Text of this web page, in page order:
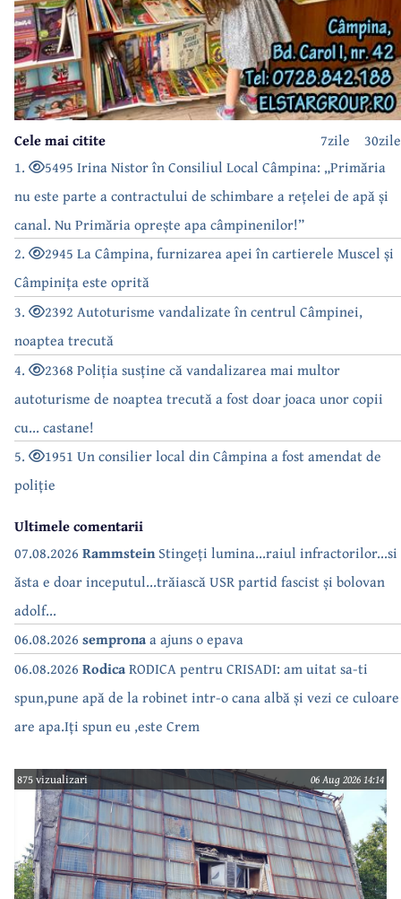
30zile
7zile
Cele mai citite
1.
5495 Irina Nistor în Consiliul Local Câmpina: „Primăria
nu este parte a contractului de schimbare a rețelei de apă și
canal. Nu Primăria oprește apa câmpinenilor!”
2.
2945 La Câmpina, furnizarea apei în cartierele Muscel și
Câmpinița este oprită
3.
2392 Autoturisme vandalizate în centrul Câmpinei,
noaptea trecută
4.
2368 Poliția susține că vandalizarea mai multor
autoturisme de noaptea trecută a fost doar joaca unor copii
cu... castane!
5.
1951 Un consilier local din Câmpina a fost amendat de
poliție
Ultimele comentarii
07.08.2026 RammsteinStingeți lumina...raiul infractorilor...si
ăsta e doar inceputul...trăiască USR partid fascist și bolovan
adolf...
06.08.2026 sempronaa ajuns o epava
06.08.2026 RodicaRODICA pentru CRISADI: am uitat sa-ti
spun,pune apă de la robinet intr-o cana albă și vezi ce culoare
are apa.Iți spun eu ,este Crem
875 vizualizari 06 Aug 2026 14:14